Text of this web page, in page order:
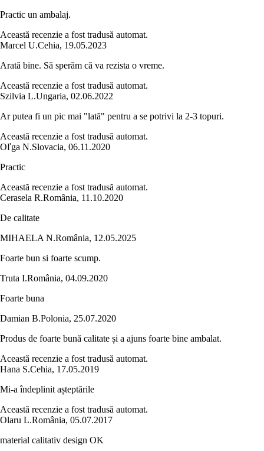
Practic un ambalaj.
Această recenzie a fost tradusă automat.
Marcel U.Cehia, 19.05.2023
Arată bine. Să sperăm că va rezista o vreme.
Această recenzie a fost tradusă automat.
Szilvia L.Ungaria, 02.06.2022
Ar putea fi un pic mai "lată" pentru a se potrivi la 2-3 topuri.
Această recenzie a fost tradusă automat.
Oľga N.Slovacia, 06.11.2020
Practic
Această recenzie a fost tradusă automat.
Cerasela R.România, 11.10.2020
De calitate
MIHAELA N.România, 12.05.2025
Foarte bun si foarte scump.
Truta I.România, 04.09.2020
Foarte buna
Damian B.Polonia, 25.07.2020
Produs de foarte bună calitate și a ajuns foarte bine ambalat.
Această recenzie a fost tradusă automat.
Hana S.Cehia, 17.05.2019
Mi-a îndeplinit așteptările
Această recenzie a fost tradusă automat.
Olaru L.România, 05.07.2017
material calitativ design OK